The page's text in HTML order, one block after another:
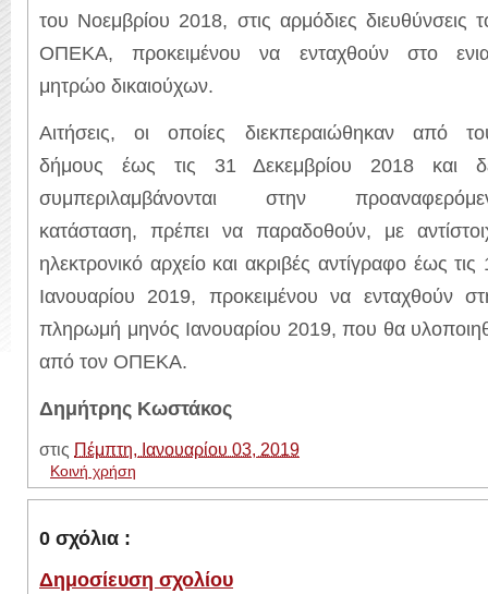
του Νοεμβρίου 2018, στις αρμόδιες διευθύνσεις
ΟΠΕΚΑ, προκειμένου να ενταχθούν στο
μητρώο δικαιούχων.
Αιτήσεις, οι οποίες διεκπεραιώθηκαν από
δήμους έως τις 31 Δεκεμβρίου 2018 και
συμπεριλαμβάνονται στην
κατάσταση, πρέπει να παραδοθούν, με
ηλεκτρονικό αρχείο και ακριβές αντίγραφο έως τις
Ιανουαρίου 2019, προκειμένου να ενταχθούν
πληρωμή μηνός Ιανουαρίου 2019, που θα
από τον ΟΠΕΚΑ.
Δημήτρης Κωστάκος
στις Πέμπτη, Ιανουαρίου 03, 2019
Κοινή χρήση
0 σχόλια :
Δημοσίευση σχολίου